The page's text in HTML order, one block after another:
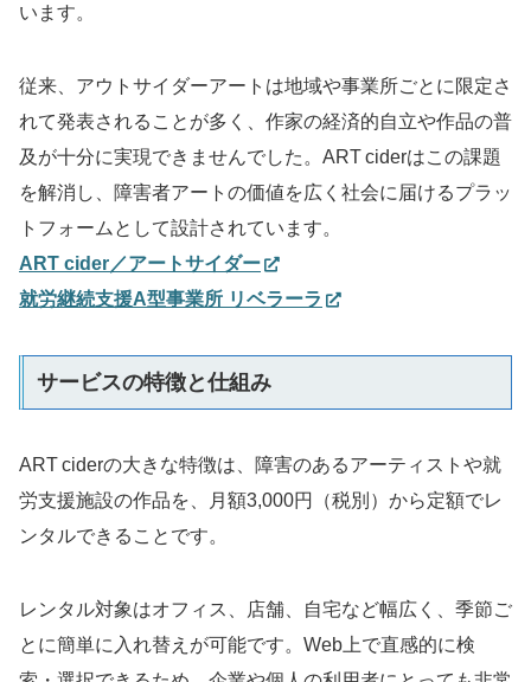
います。
従来、アウトサイダーアートは地域や事業所ごとに限定さ
れて発表されることが多く、作家の経済的自立や作品の普
及が十分に実現できませんでした。ART ciderはこの課題
を解消し、障害者アートの価値を広く社会に届けるプラッ
トフォームとして設計されています。
ART cider／アートサイダー
就労継続支援A型事業所 リベラーラ
サービスの特徴と仕組み
ART ciderの大きな特徴は、障害のあるアーティストや就
労支援施設の作品を、月額3,000円（税別）から定額でレ
ンタルできることです。
レンタル対象はオフィス、店舗、自宅など幅広く、季節ご
とに簡単に入れ替えが可能です。Web上で直感的に検